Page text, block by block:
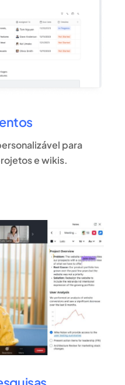
para
e wikis.